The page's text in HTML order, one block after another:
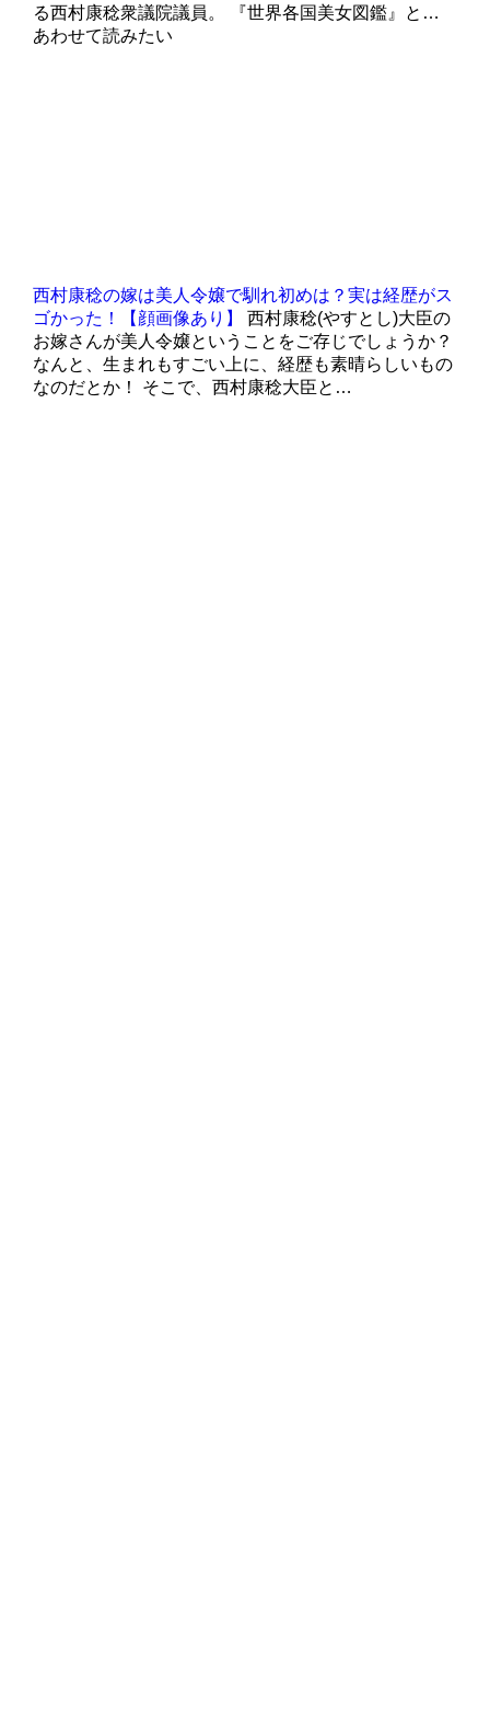
る西村康稔衆議院議員。 『世界各国美女図鑑』と…
あわせて読みたい
西村康稔の嫁は美人令嬢で馴れ初めは？実は経歴がス
ゴかった！【顔画像あり】
西村康稔(やすとし)大臣の
お嫁さんが美人令嬢ということをご存じでしょうか？
なんと、生まれもすごい上に、経歴も素晴らしいもの
なのだとか！ そこで、西村康稔大臣と…